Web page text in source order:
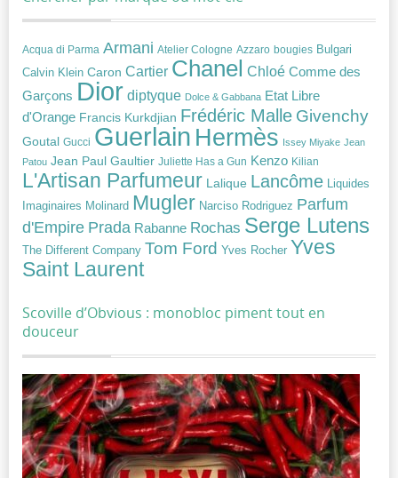
Acqua di Parma Armani Atelier Cologne Azzaro bougies Bulgari
Calvin Klein Caron Cartier Chanel Chloé Comme des
Garçons Dior diptyque Dolce & Gabbana Etat Libre
d'Orange Francis Kurkdjian Frédéric Malle Givenchy
Goutal Gucci Guerlain Hermès Issey Miyake Jean
Patou Jean Paul Gaultier Juliette Has a Gun Kenzo Kilian
L'Artisan Parfumeur Lalique Lancôme Liquides
Imaginaires Molinard Mugler Narciso Rodriguez Parfum
d'Empire Prada Rabanne Rochas Serge Lutens
The Different Company Tom Ford Yves Rocher Yves
Saint Laurent
Scoville d’Obvious : monobloc piment tout en
douceur